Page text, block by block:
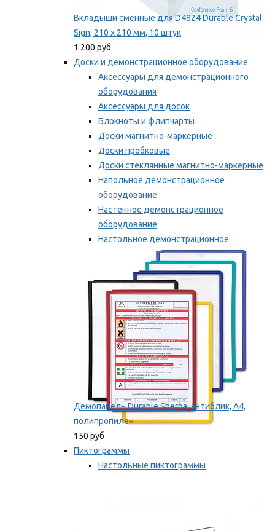
Вкладыши сменные для D4824 Durable Crystal
Sign, 210 x 210 мм, 10 штук
1 200 руб
Доски и демонстрационное оборудование
Аксессуары для демонстрационного
оборудования
Аксессуары для досок
Блокноты и флипчарты
Доски магнитно-маркерные
Доски пробковые
Доски стеклянные магнитно-маркерные
Напольное демонстрационное
оборудование
Настенное демонстрационное
оборудование
Настольное демонстрационное
оборудование
Мы рекомендуем
Демопанель Durable Sherpa, антиблик, А4,
полипропилен
150 руб
Пиктограммы
Настольные пиктограммы